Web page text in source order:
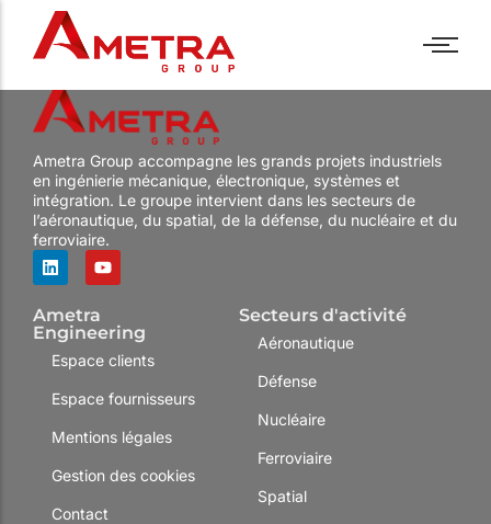
Industries
Métiers
Assistance technique
Forfait
Centre de services
Formations
Bancs de test
PC industriels
Panel PC
Ecrans industriels
Sur mesure
Politique RH
Nos offres
Nos engagements
Témoignages
Industries
Métiers
Assistance technique
Forfait
Centre de services
Formations
Bancs de test
PC industriels
Panel PC
Ecrans industriels
Sur mesure
Politique RH
Nos offres
Nos engagements
Témoignages
Ametra Group accompagne les grands projets industriels
en ingénierie mécanique, électronique, systèmes et
intégration. Le groupe intervient dans les secteurs de
l’aéronautique, du spatial, de la défense, du nucléaire et du
ferroviaire.
Ametra
Engineering
Espace clients
Espace fournisseurs
Mentions légales
Gestion des cookies
Contact
Secteurs d'activité
Aéronautique
Défense
Nucléaire
Ferroviaire
Spatial